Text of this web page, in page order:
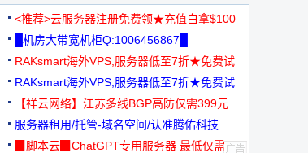
<推荐>云服务器注册免费领★充值白拿$100
█机房大带宽机柜Q:1006456867█
RAKsmart海外VPS,服务器低至7折★免费试
用★
RAKsmart海外VPS,服务器低至7折★免费试
用★
【祥云网络】江苏多线BGP高防仅需399元
服务器租用/托管-域名空间/认准腾佑科技
▉脚本云▉ChatGPT专用服务器 最低仅需